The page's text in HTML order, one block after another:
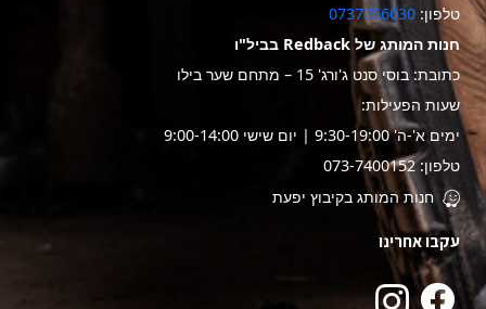
טלפון: 0737256030
חנות המותג של Redback בביל"ו
כתובת: בוסי סנט ג'ורג' 15 – מתחם שער בילו
שעות הפעילות:
ימים א'-ה' 9:30-19:00 | יום שישי 9:00-14:00
טלפון: 073-7400152
חנות המותג בקיבוץ יפעת
עקבו אחרינו